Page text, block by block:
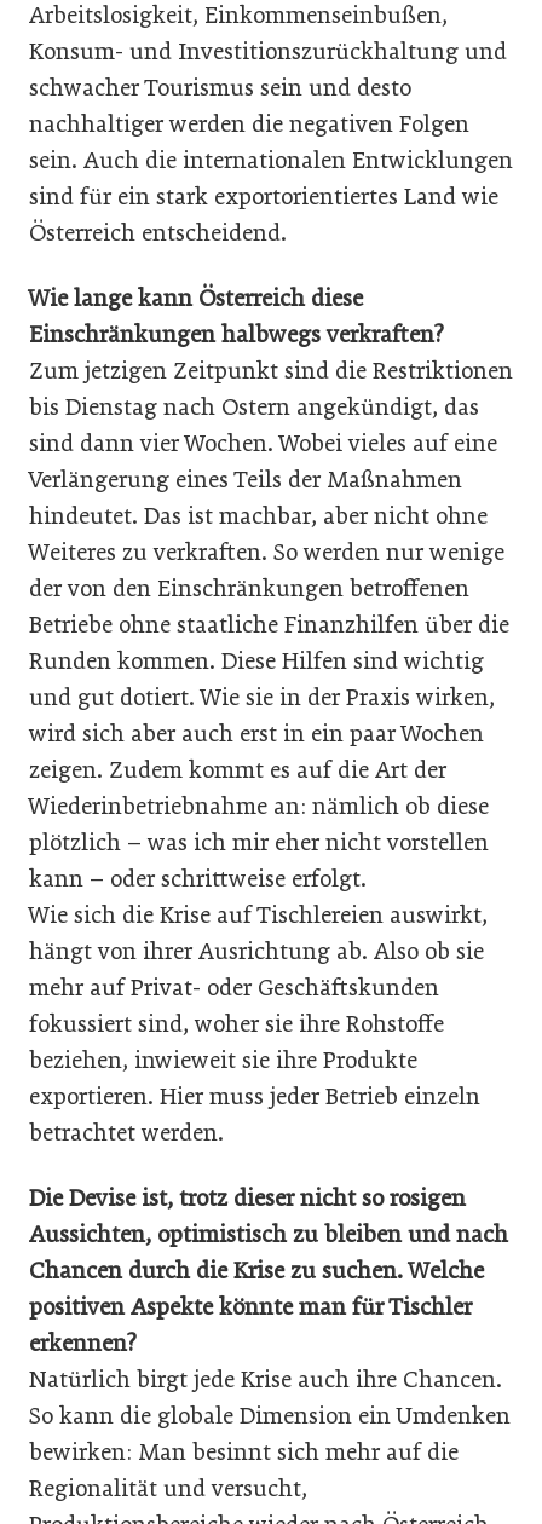
Arbeitslosigkeit, Einkommenseinbußen,
Konsum- und Investitionszurückhaltung und
schwacher Tourismus sein und desto
nachhaltiger werden die negativen Folgen
sein. Auch die internationalen Entwicklungen
sind für ein stark exportorientiertes Land wie
Österreich entscheidend.
Wie lange kann Österreich diese
Einschränkungen halbwegs verkraften?
Zum jetzigen Zeitpunkt sind die Restriktionen
bis Dienstag nach Ostern angekündigt, das
sind dann vier Wochen. Wobei vieles auf eine
Verlängerung eines Teils der Maßnahmen
hindeutet. Das ist machbar, aber nicht ohne
Weiteres zu verkraften. So werden nur wenige
der von den Einschränkungen betroffenen
Betriebe ohne staatliche Finanzhilfen über die
Runden kommen. Diese Hilfen sind wichtig
und gut dotiert. Wie sie in der Praxis wirken,
wird sich aber auch erst in ein paar Wochen
zeigen. Zudem kommt es auf die Art der
Wiederinbetriebnahme an: nämlich ob diese
plötzlich – was ich mir eher nicht vorstellen
kann – oder schrittweise erfolgt.
Wie sich die Krise auf Tischlereien auswirkt,
hängt von ihrer Ausrichtung ab. Also ob sie
mehr auf Privat- oder Geschäftskunden
fokussiert sind, woher sie ihre Rohstoffe
beziehen, inwieweit sie ihre Produkte
exportieren. Hier muss jeder Betrieb einzeln
betrachtet werden.
Die Devise ist, trotz dieser nicht so rosigen
Aussichten, optimistisch zu bleiben und nach
Chancen durch die Krise zu suchen. Welche
positiven Aspekte könnte man für Tischler
erkennen?
Natürlich birgt jede Krise auch ihre Chancen.
So kann die globale Dimension ein Umdenken
bewirken: Man besinnt sich mehr auf die
Regionalität und versucht,